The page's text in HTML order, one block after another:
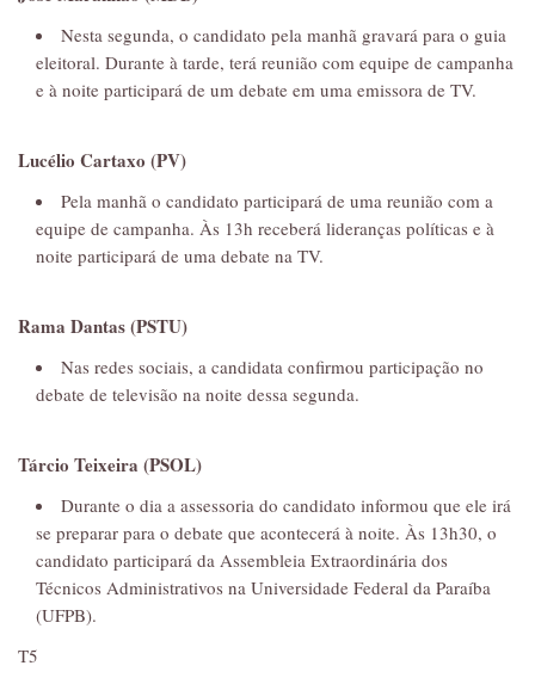
Nesta segunda, o candidato pela manhã gravará para o guia
eleitoral. Durante à tarde, terá reunião com equipe de campanha
e à noite participará de um debate em uma emissora de TV.
Lucélio Cartaxo (PV)
Pela manhã o candidato participará de uma reunião com a
equipe de campanha. Às 13h receberá lideranças políticas e à
noite participará de uma debate na TV.
Rama Dantas (PSTU)
Nas redes sociais, a candidata confirmou participação no
debate de televisão na noite dessa segunda.
Tárcio Teixeira (PSOL)
Durante o dia a assessoria do candidato informou que ele irá
se preparar para o debate que acontecerá à noite. Às 13h30, o
candidato participará da Assembleia Extraordinária dos
Técnicos Administrativos na Universidade Federal da Paraíba
(UFPB).
T5